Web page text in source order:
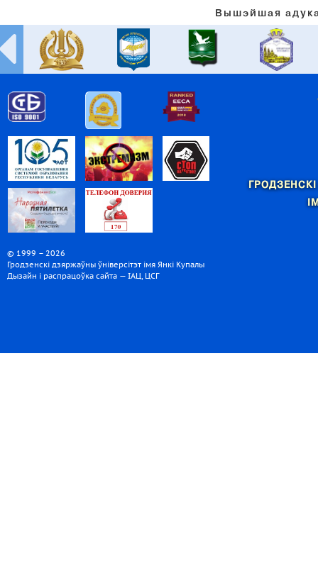
Вышэйшая
© 1999 – 2026
Гродзенскі дзяржаўны ўніверсітэт імя Янкі Купалы
Дызайн і распрацоўка сайта — ІАЦ, ЦСГ